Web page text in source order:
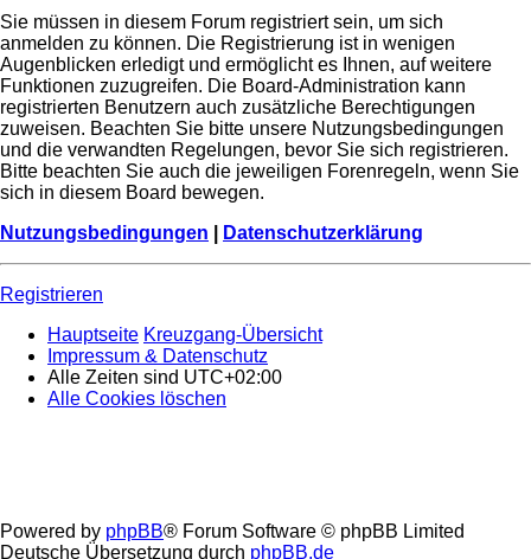
Sie müssen in diesem Forum registriert sein, um sich
anmelden zu können. Die Registrierung ist in wenigen
Augenblicken erledigt und ermöglicht es Ihnen, auf weitere
Funktionen zuzugreifen. Die Board-Administration kann
registrierten Benutzern auch zusätzliche Berechtigungen
zuweisen. Beachten Sie bitte unsere Nutzungsbedingungen
und die verwandten Regelungen, bevor Sie sich registrieren.
Bitte beachten Sie auch die jeweiligen Forenregeln, wenn Sie
sich in diesem Board bewegen.
Nutzungsbedingungen
Datenschutzerklärung
Registrieren
Hauptseite Kreuzgang-Übersicht
Impressum & Datenschutz
Alle Zeiten sind UTC+02:00
Alle Cookies löschen
Powered by phpBB® Forum Software © phpBB Limited
Deutsche Übersetzung durch phpBB.de